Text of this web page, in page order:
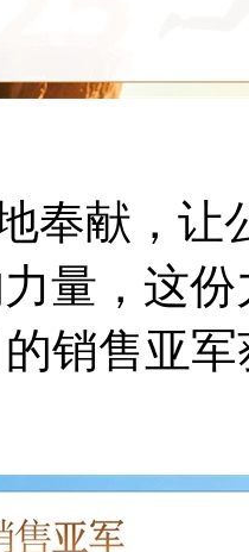
奉献，让
量，这
销售亚军